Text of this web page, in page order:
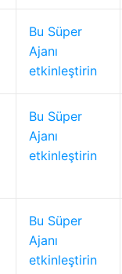
Bu Süper
Ajanı
etkinleştirin
Bu Süper
Ajanı
etkinleştirin
Bu Süper
Ajanı
etkinleştirin